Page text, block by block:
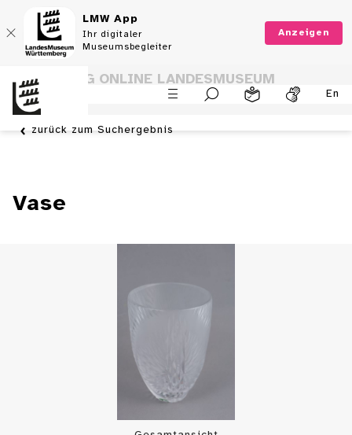
LMW App
Ihr digitaler
Museumsbegleiter
Anzeigen
En
SAMMLUNG ONLINE LANDESMUSEUM
WÜRTTEMBERG
zurück zum Suchergebnis
Vase